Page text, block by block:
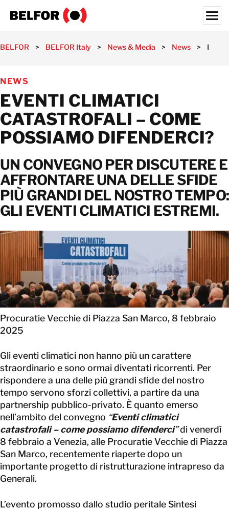
SERVIZI
CLIENTI
CASI DI SUCCESSO
NEWS & MEDIA
CHI SIAMO
LAVORA CON NOI
INDIRIZZI
ITALIA
CONTATTACI
CONTATTACI
BELFOR > BELFOR Italy > News & Media > News >
NEWS
EVENTI CLIMATICI
CATASTROFALI – COME
POSSIAMO DIFENDERCI?
UN CONVEGNO PER DISCUTERE E
AFFRONTARE UNA DELLE SFIDE
PIÙ GRANDI DEL NOSTRO TEMPO:
GLI EVENTI CLIMATICI ESTREMI.
Procuratie Vecchie di Piazza San Marco, 8 febbraio
2025
Gli eventi climatici non hanno più un carattere
straordinario e sono ormai diventati ricorrenti. Per
rispondere a una delle più grandi sfide del nostro
tempo servono sforzi collettivi, a partire da una
partnership pubblico-privato. È quanto emerso
nell’ambito del convegno “Eventi climatici
catastrofali – come possiamo difenderci”di venerdì
8 febbraio a Venezia, alle Procuratie Vecchie di Piazza
San Marco, recentemente riaperte dopo un
importante progetto di ristrutturazione intrapreso da
Generali.
L’evento promosso dallo studio peritale Sintesi